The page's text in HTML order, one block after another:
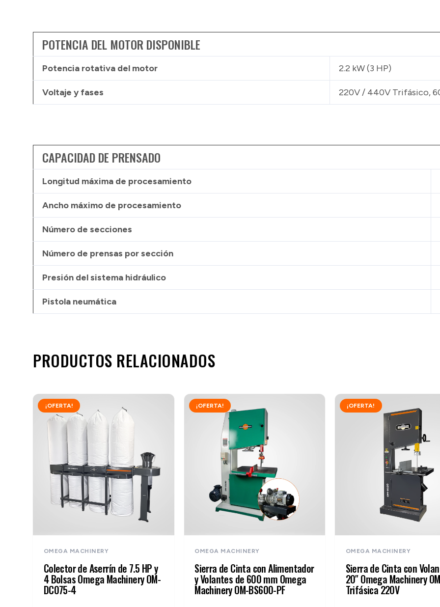
POTENCIA DEL MOTOR DISPONIBLE
Potencia rotativa del motor 2.2 kW (3 HP)
Voltaje y fases 220V / 440V Trifásico,
CAPACIDAD DE PRENSADO
Longitud máxima de procesamiento
Ancho máximo de procesamiento
Número de secciones
Número de prensas por sección
Presión del sistema hidráulico
Pistola neumática
PRODUCTOS RELACIONADOS
¡OFERTA!
OMEGA MACHINERY
Colector de Aserrín de 7.5 HP y
4 Bolsas Omega Machinery OM-
DC075-4
¡OFERTA!
OMEGA MACHINERY
Sierra de Cinta con Alimentador
y Volantes de 600 mm Omega
Machinery OM-BS600-PF
¡OFERTA!
OMEGA MACHINERY
Sierra de Cinta con
20″ Omega Machinery
Trifásica 220V